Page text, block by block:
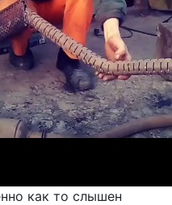
как то слышен